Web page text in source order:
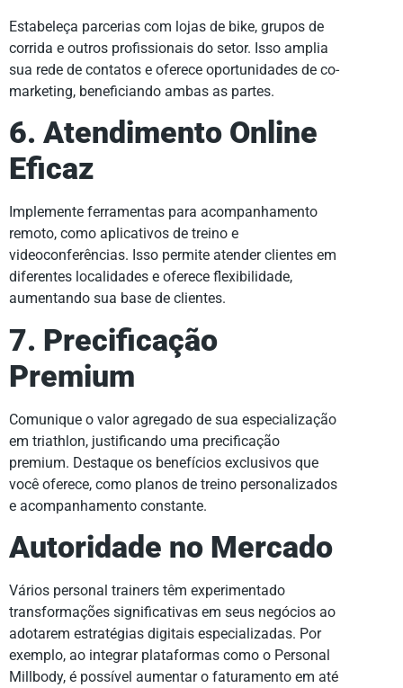
Estabeleça parcerias com lojas de bike, grupos de
corrida e outros profissionais do setor. Isso amplia
sua rede de contatos e oferece oportunidades de co-
marketing, beneficiando ambas as partes.
6. Atendimento Online
Eficaz
Implemente ferramentas para acompanhamento
remoto, como aplicativos de treino e
videoconferências. Isso permite atender clientes em
diferentes localidades e oferece flexibilidade,
aumentando sua base de clientes.
7. Precificação
Premium
Comunique o valor agregado de sua especialização
em triathlon, justificando uma precificação
premium. Destaque os benefícios exclusivos que
você oferece, como planos de treino personalizados
e acompanhamento constante.
Autoridade no Mercado
Vários personal trainers têm experimentado
transformações significativas em seus negócios ao
adotarem estratégias digitais especializadas. Por
exemplo, ao integrar plataformas como o Personal
Millbody, é possível aumentar o faturamento em até